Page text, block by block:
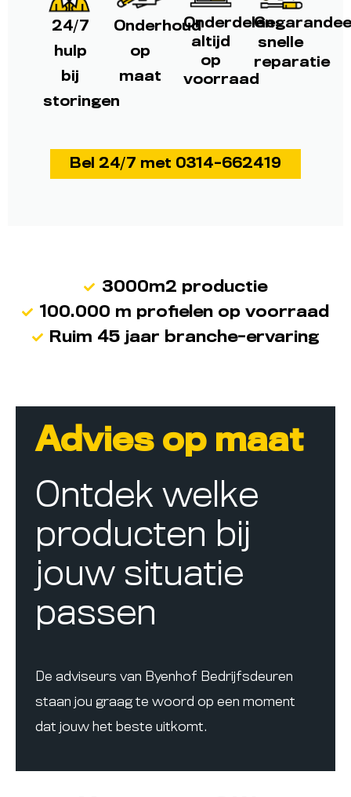
24/7
hulp
bij
storingen
Onderhoud
op
maat
Onderdelen
altijd
op
voorraad
snelle
reparatie
Bel 24/7 met 0314-662419
3000m2 productie
100.000 m profielen op voorraad
Ruim 45 jaar branche-ervaring
Advies op maat
Ontdek welke
producten bij
jouw situatie
passen
De adviseurs van Byenhof Bedrijfsdeuren
staan jou graag te woord op een moment
dat jouw het beste uitkomt.